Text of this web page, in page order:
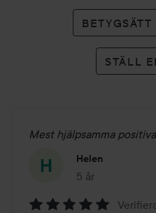
STÄLL
Mest hjälpsamma positiva
Helen
5 år
Inlägget